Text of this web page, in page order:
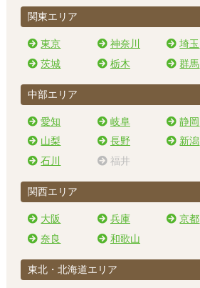
関東エリア
東京 神奈川 埼玉
茨城
栃木 群馬
中部エリア
愛知 岐阜 静岡
山梨
長野 新潟
石川
福井
関西エリア
大阪 兵庫 京都
奈良
和歌山
東北・北海道エリア